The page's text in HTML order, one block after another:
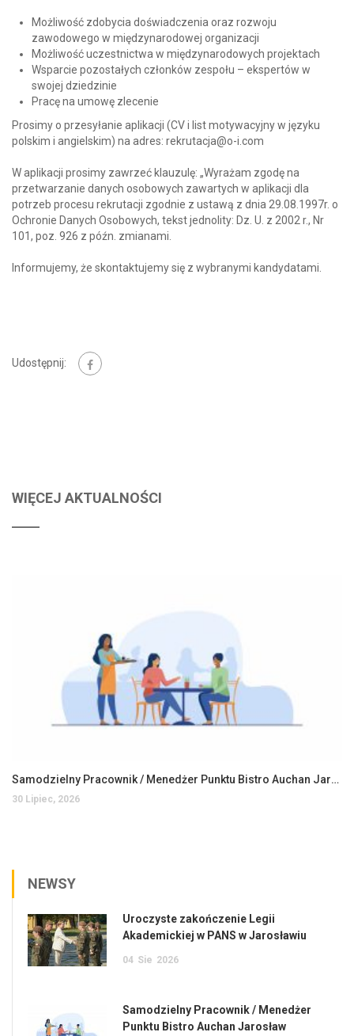
Możliwość zdobycia doświadczenia oraz rozwoju
zawodowego w międzynarodowej organizacji
Możliwość uczestnictwa w międzynarodowych projektach
Wsparcie pozostałych członków zespołu – ekspertów w
swojej dziedzinie
Pracę na umowę zlecenie
Prosimy o przesyłanie aplikacji (CV i list motywacyjny w języku
polskim i angielskim) na adres: rekrutacja@o-i.com
W aplikacji prosimy zawrzeć klauzulę: „Wyrażam zgodę na
przetwarzanie danych osobowych zawartych w aplikacji dla
potrzeb procesu rekrutacji zgodnie z ustawą z dnia 29.08.1997r. o
Ochronie Danych Osobowych, tekst jednolity: Dz. U. z 2002 r., Nr
101, poz. 926 z późn. zmianami.
Informujemy, że skontaktujemy się z wybranymi kandydatami.
Udostępnij:
WIĘCEJ AKTUALNOŚCI
Samodzielny Pracownik / Menedżer Punktu Bistro Auchan Jarosław
30 Lipiec, 2026
NEWSY
Uroczyste zakończenie Legii
Akademickiej w PANS w Jarosławiu
04 Sie 2026
Samodzielny Pracownik / Menedżer
Punktu Bistro Auchan Jarosław